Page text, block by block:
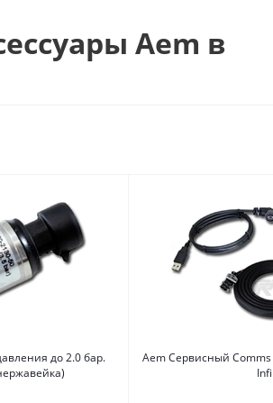
Aem в
до 2.0 бар.
Aem Cервисный Comms